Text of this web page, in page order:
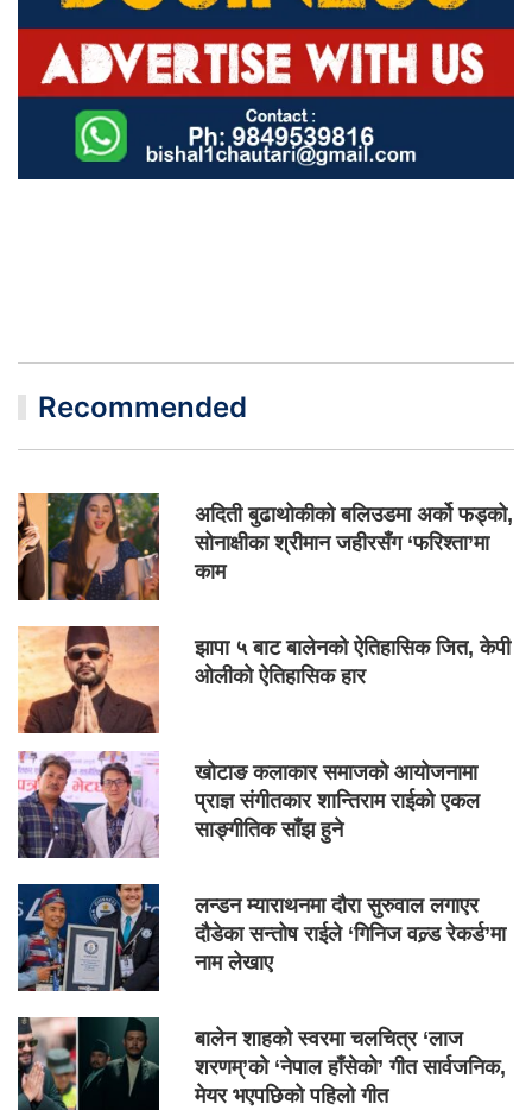
Recommended
अदिती बुढाथोकीको बलिउडमा अर्को फड्को,
सोनाक्षीका श्रीमान जहीरसँग ‘फरिश्ता’मा
काम
झापा ५ बाट बालेनको ऐतिहासिक जित, केपी
ओलीको ऐतिहासिक हार
खोटाङ कलाकार समाजको आयोजनामा
प्राज्ञ संगीतकार शान्तिराम राईको एकल
साङ्गीतिक साँझ हुने
लन्डन म्याराथनमा दौरा सुरुवाल लगाएर
दौडेका सन्तोष राईले ‘गिनिज वल्र्ड रेकर्ड’मा
नाम लेखाए
बालेन शाहको स्वरमा चलचित्र ‘लाज
शरणम्’को ‘नेपाल हाँसेको’ गीत सार्वजनिक,
मेयर भएपछिको पहिलो गीत